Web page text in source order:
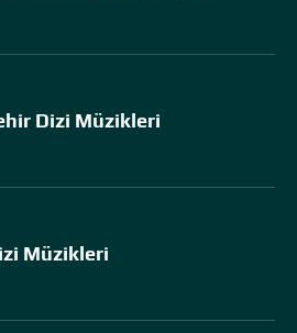
Dizi Müzikleri
Müzikleri